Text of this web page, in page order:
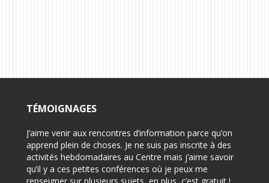
TÉMOIGNAGES
J’aime venir aux rencontres d’information parce qu’on
apprend plein de choses. Je ne suis pas inscrite à des
activités hebdomadaires au Centre mais j’aime savoir
qu’il y a ces petites conférences où je peux me